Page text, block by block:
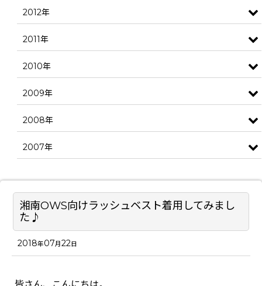
湘南OWS向けラッシュベスト着用してみまし
た♪
2018年07月22日
2012年
2011年
2010年
2009年
2008年
2007年